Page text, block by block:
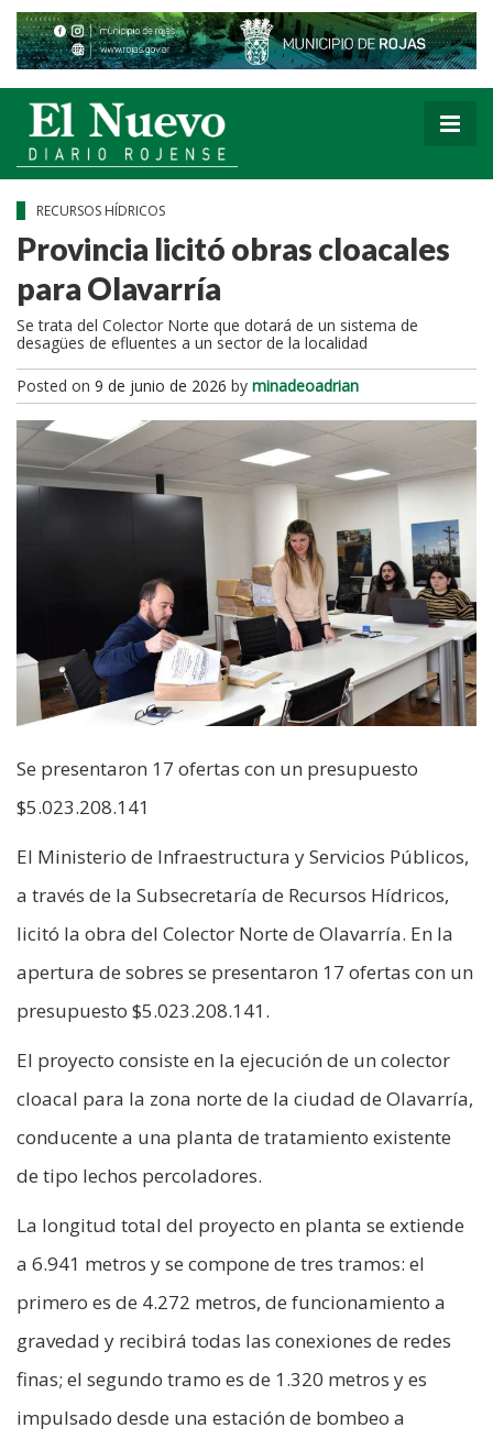
RECURSOS HÍDRICOS
Provincia licitó obras cloacales
para Olavarría
Se trata del Colector Norte que dotará de un sistema de
desagües de efluentes a un sector de la localidad
Posted on 9 de junio de 2026 by minadeoadrian
Se presentaron 17 ofertas con un presupuesto
$5.023.208.141
El Ministerio de Infraestructura y Servicios Públicos,
a través de la Subsecretaría de Recursos Hídricos,
licitó la obra del Colector Norte de Olavarría. En la
apertura de sobres se presentaron 17 ofertas con un
presupuesto $5.023.208.141.
El proyecto consiste en la ejecución de un colector
cloacal para la zona norte de la ciudad de Olavarría,
conducente a una planta de tratamiento existente
de tipo lechos percoladores.
La longitud total del proyecto en planta se extiende
a 6.941 metros y se compone de tres tramos: el
primero es de 4.272 metros, de funcionamiento a
gravedad y recibirá todas las conexiones de redes
finas; el segundo tramo es de 1.320 metros y es
impulsado desde una estación de bombeo a